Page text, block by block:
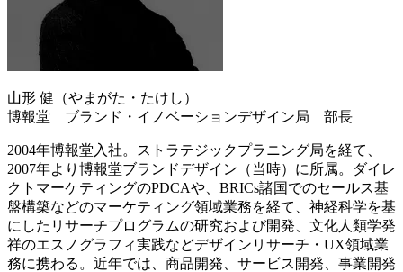
山形 健（やまがた・たけし）
博報堂 ブランド・イノベーションデザイン局 部長
2004年博報堂入社。ストラテジックプラニング局を経て、
2007年より博報堂ブランドデザイン（当時）に所属。ダイレ
クトマーケティングのPDCAや、BRICs諸国でのセールス基
盤構築などのマーケティング領域業務を経て、神経科学を基
にしたリサーチプログラムの研究および開発、文化人類学発
祥のエスノグラフィ実践などデザインリサーチ・UX領域業
務に携わる。近年では、商品開発、サービス開発、事業開発